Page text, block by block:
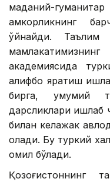
маданий-
ҳамкорликнинг
ўйнайди. Таълим
академиясида
алифбо яратиш
бирга, умумий
дарсликлари ишлаб
билан келажак
олади. Бу туркий
омил бўлади.
Қозоғистоннинг